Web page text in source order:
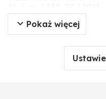
Pojemność (Ah): 3,0
Długość (mm): 150
Szerokość (mm): 65
Pokaż więcej